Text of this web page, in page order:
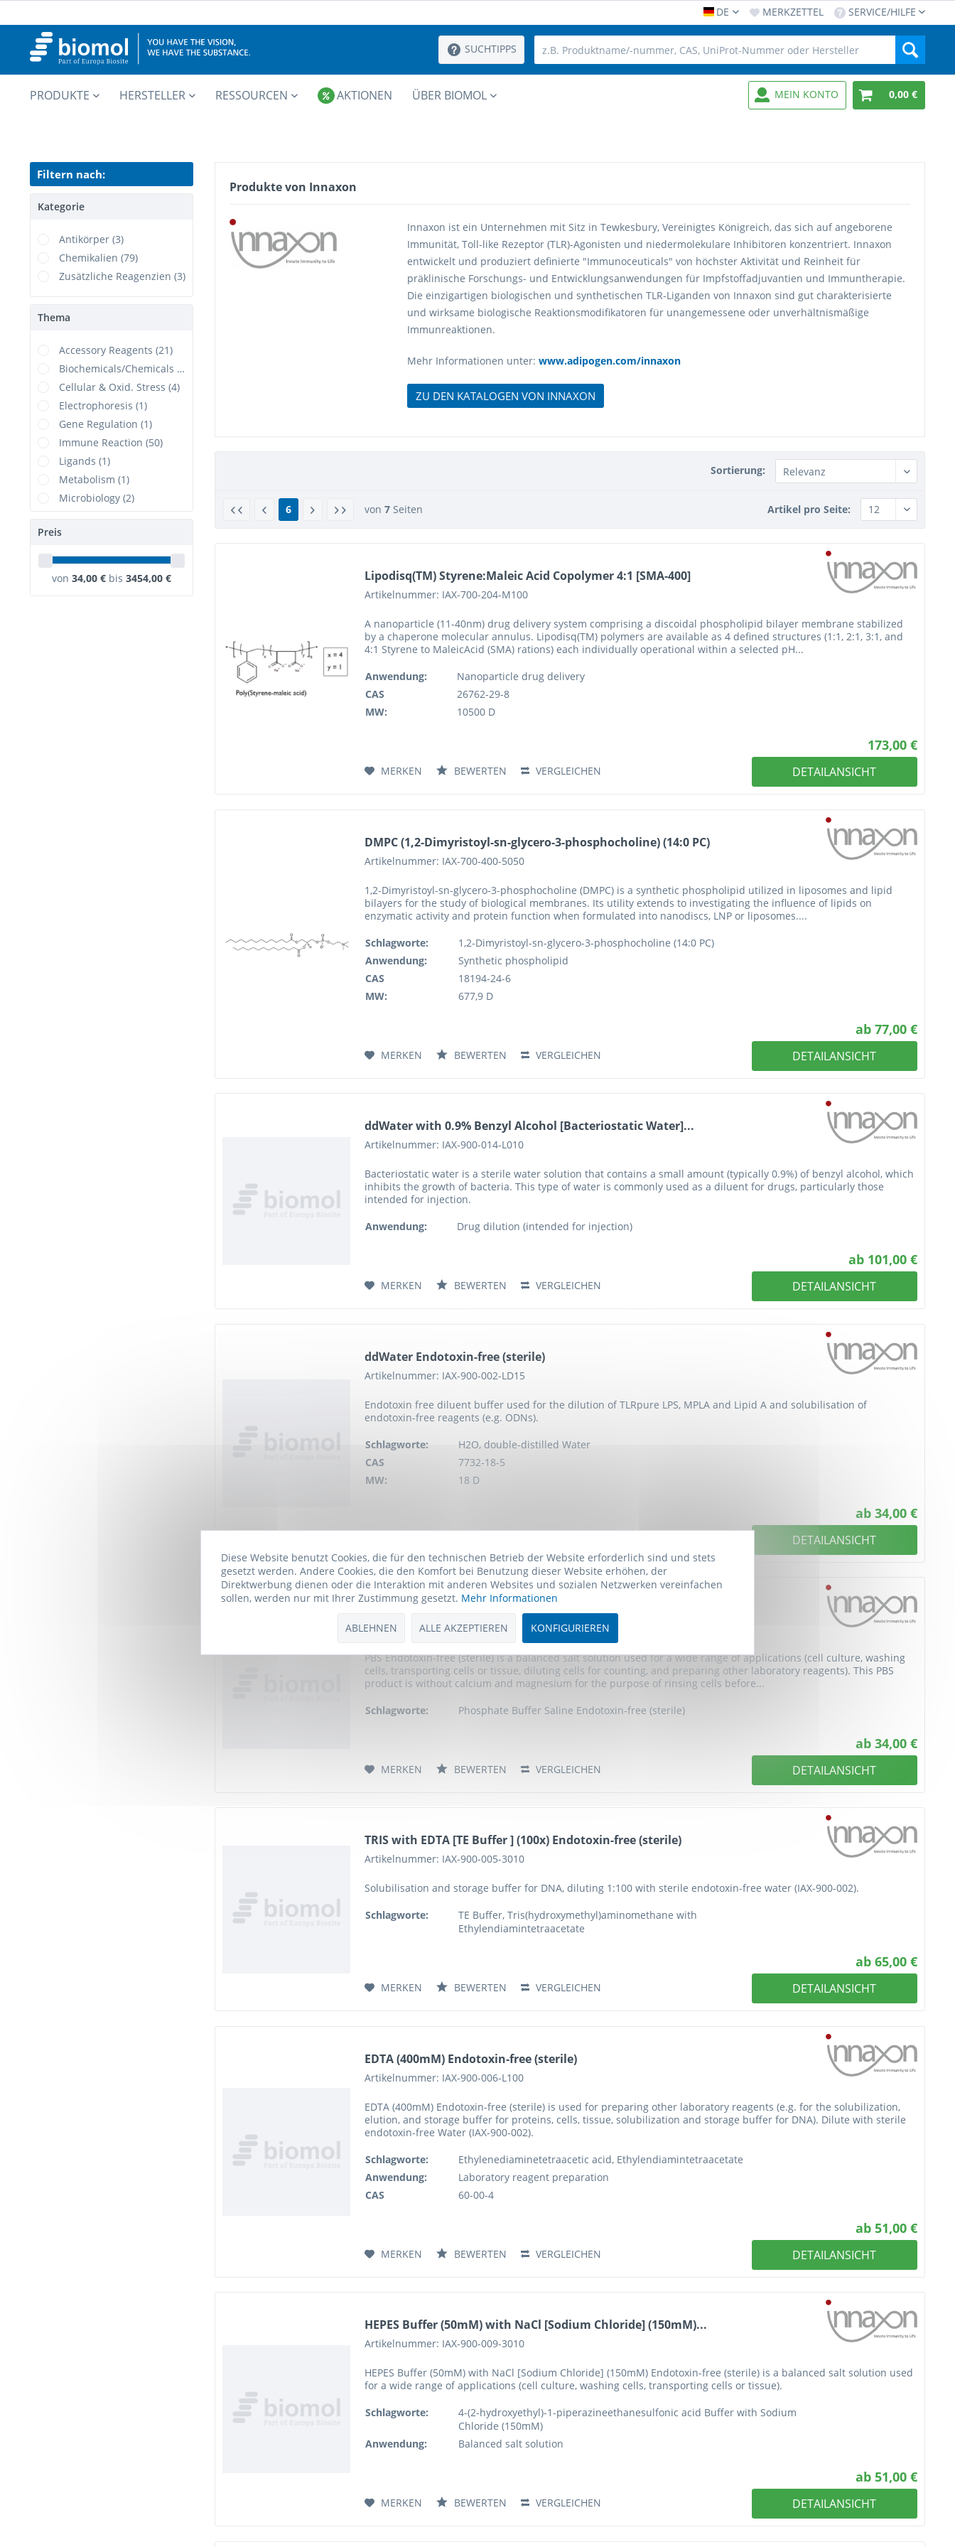
DE MERKZETTEL SERVICE/HILFE
SUCHTIPPS
PRODUKTE HERSTELLER RESSOURCEN AKTIONEN ÜBER BIOMOL MEIN KONTO 0,00 €
Filtern nach:
Kategorie
Antikörper (3)
Chemikalien (79)
Zusätzliche Reagenzien (3)
Thema
Accessory Reagents (21)
Biochemicals/Chemicals (3)
Cellular & Oxid. Stress (4)
Electrophoresis (1)
Gene Regulation (1)
Immune Reaction (50)
Ligands (1)
Metabolism (1)
Microbiology (2)
Transfection (3)
Preis
von 34,00 € bis 3454,00 €
Produkte von Innaxon
Innaxon ist ein Unternehmen mit Sitz in Tewkesbury, Vereinigtes Königreich, das sich auf angeborene
Immunität, Toll-like Rezeptor (TLR)-Agonisten und niedermolekulare Inhibitoren konzentriert. Innaxon
entwickelt und produziert definierte "Immunoceuticals" von höchster Aktivität und Reinheit für
präklinische Forschungs- und Entwicklungsanwendungen für Impfstoffadjuvantien und Immuntherapie.
Die einzigartigen biologischen und synthetischen TLR-Liganden von Innaxon sind gut charakterisierte
und wirksame biologische Reaktionsmodifikatoren für unangemessene oder unverhältnismäßige
Immunreaktionen.
Mehr Informationen unter: www.adipogen.com/innaxon
ZU DEN KATALOGEN VON INNAXON
Sortierung:
6 von 7 Seiten Artikel pro Seite:
Lipodisq(TM) Styrene:Maleic Acid Copolymer 4:1 [SMA-400]
Artikelnummer: IAX-700-204-M100
A nanoparticle (11-40nm) drug delivery system comprising a discoidal phospholipid bilayer membrane stabilized
by a chaperone molecular annulus. Lipodisq(TM) polymers are available as 4 defined structures (1:1, 2:1, 3:1, and
4:1 Styrene to MaleicAcid (SMA) rations) each individually operational within a selected pH...
Anwendung:
Nanoparticle drug delivery
CAS
26762-29-8
MW:
10500 D
173,00 €
DETAILANSICHT
VERGLEICHEN
BEWERTEN
MERKEN
DMPC (1,2-Dimyristoyl-sn-glycero-3-phosphocholine) (14:0 PC)
Artikelnummer: IAX-700-400-5050
1,2-Dimyristoyl-sn-glycero-3-phosphocholine (DMPC) is a synthetic phospholipid utilized in liposomes and lipid
bilayers for the study of biological membranes. Its utility extends to investigating the influence of lipids on
enzymatic activity and protein function when formulated into nanodiscs, LNP or liposomes....
Schlagworte:
1,2-Dimyristoyl-sn-glycero-3-phosphocholine (14:0 PC)
Anwendung:
Synthetic phospholipid
CAS
18194-24-6
MW:
677,9 D
ab 77,00 €
DETAILANSICHT
VERGLEICHEN
BEWERTEN
MERKEN
ddWater with 0.9% Benzyl Alcohol [Bacteriostatic Water]...
Artikelnummer: IAX-900-014-L010
Bacteriostatic water is a sterile water solution that contains a small amount (typically 0.9%) of benzyl alcohol, which
inhibits the growth of bacteria. This type of water is commonly used as a diluent for drugs, particularly those
intended for injection.
Anwendung:
Drug dilution (intended for injection)
ab 101,00 €
DETAILANSICHT
VERGLEICHEN
BEWERTEN
MERKEN
ddWater Endotoxin-free (sterile)
Artikelnummer: IAX-900-002-LD15
Endotoxin free diluent buffer used for the dilution of TLRpure LPS, MPLA and Lipid A and solubilisation of
endotoxin-free reagents (e.g. ODNs).
Schlagworte:
H2O, double-distilled Water
CAS
7732-18-5
MW:
18 D
ab 34,00 €
DETAILANSICHT
Artikelnummer: IAX-900-001-3010
PBS Endotoxin-free (sterile) is a balanced salt solution used for a wide range of applications (cell culture, washing
cells, transporting cells or tissue, diluting cells for counting, and preparing other laboratory reagents). This PBS
product is without calcium and magnesium for the purpose of rinsing cells before...
Schlagworte:
Phosphate Buffer Saline Endotoxin-free (sterile)
ab 34,00 €
DETAILANSICHT
VERGLEICHEN
BEWERTEN
MERKEN
TRIS with EDTA [TE Buffer ] (100x) Endotoxin-free (sterile)
Artikelnummer: IAX-900-005-3010
Solubilisation and storage buffer for DNA, diluting 1:100 with sterile endotoxin-free water (IAX-900-002).
Schlagworte:
TE Buffer, Tris(hydroxymethyl)aminomethane with
Ethylendiamintetraacetate
ab 65,00 €
DETAILANSICHT
VERGLEICHEN
BEWERTEN
MERKEN
EDTA (400mM) Endotoxin-free (sterile)
Artikelnummer: IAX-900-006-L100
EDTA (400mM) Endotoxin-free (sterile) is used for preparing other laboratory reagents (e.g. for the solubilization,
elution, and storage buffer for proteins, cells, tissue, solubilization and storage buffer for DNA). Dilute with sterile
endotoxin-free Water (IAX-900-002).
Schlagworte:
Ethylenediaminetetraacetic acid, Ethylendiamintetraacetate
Anwendung:
Laboratory reagent preparation
CAS
60-00-4
ab 51,00 €
DETAILANSICHT
VERGLEICHEN
BEWERTEN
MERKEN
HEPES Buffer (50mM) with NaCl [Sodium Chloride] (150mM)...
Artikelnummer: IAX-900-009-3010
HEPES Buffer (50mM) with NaCl [Sodium Chloride] (150mM) Endotoxin-free (sterile) is a balanced salt solution used
for a wide range of applications (cell culture, washing cells, transporting cells or tissue).
Schlagworte:
4-(2-hydroxyethyl)-1-piperazineethanesulfonic acid Buffer with Sodium
Chloride (150mM)
Anwendung:
Balanced salt solution
ab 51,00 €
DETAILANSICHT
VERGLEICHEN
BEWERTEN
MERKEN
Diese Website benutzt Cookies, die für den technischen Betrieb der Website erforderlich sind und stets
gesetzt werden. Andere Cookies, die den Komfort bei Benutzung dieser Website erhöhen, der
Direktwerbung dienen oder die Interaktion mit anderen Websites und sozialen Netzwerken vereinfachen
sollen, werden nur mit Ihrer Zustimmung gesetzt. Mehr Informationen
ABLEHNEN ALLE AKZEPTIEREN KONFIGURIEREN